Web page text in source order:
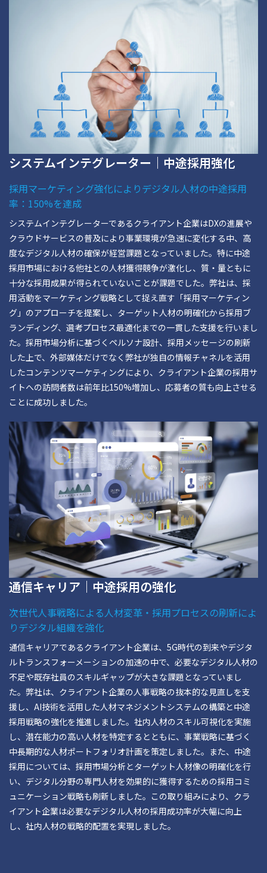
システムインテグレーター｜中途採用強化
採用マーケティング強化によりデジタル人材の中途採用
率：150%を達成
システムインテグレーターであるクライアント企業はDXの進展や
クラウドサービスの普及により事業環境が急速に変化する中、高
度なデジタル人材の確保が経営課題となっていました。特に中途
採用市場における他社との人材獲得競争が激化し、質・量ともに
十分な採用成果が得られていないことが課題でした。弊社は、採
用活動をマーケティング戦略として捉え直す「採用マーケティン
グ」のアプローチを提案し、ターゲット人材の明確化から採用ブ
ランディング、選考プロセス最適化までの一貫した支援を行いまし
た。採用市場分析に基づくペルソナ設計、採用メッセージの刷新
した上で、外部媒体だけでなく弊社が独自の情報チャネルを活用
したコンテンツマーケティングにより、クライアント企業の採用サ
イトへの訪問者数は前年比150%増加し、応募者の質も向上させる
ことに成功しました。
通信キャリア｜中途採用の強化
次世代人事戦略による人材変革・採用プロセスの刷新によ
りデジタル組織を強化
通信キャリアであるクライアント企業は、5G時代の到来やデジタ
ルトランスフォーメーションの加速の中で、必要なデジタル人材の
不足や既存社員のスキルギャップが大きな課題となっていまし
た。弊社は、クライアント企業の人事戦略の抜本的な見直しを支
援し、AI技術を活用した人材マネジメントシステムの構築と中途
採用戦略の強化を推進しました。社内人材のスキル可視化を実施
し、潜在能力の高い人材を特定するとともに、事業戦略に基づく
中長期的な人材ポートフォリオ計画を策定しました。また、中途
採用については、採用市場分析とターゲット人材像の明確化を行
い、デジタル分野の専門人材を効果的に獲得するための採用コミ
ュニケーション戦略も刷新しました。この取り組みにより、クラ
イアント企業は必要なデジタル人材の採用成功率が大幅に向上
し、社内人材の戦略的配置を実現しました。